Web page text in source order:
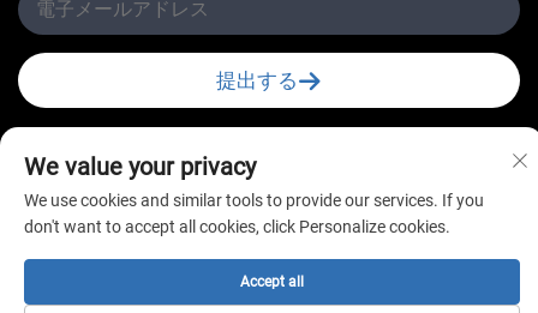
提出する
Copyright © 常州新星冷凍有限公司 All Rights Reserved
We value your privacy
We use cookies and similar tools to provide our services. If you
don't want to accept all cookies, click Personalize cookies.
Accept all